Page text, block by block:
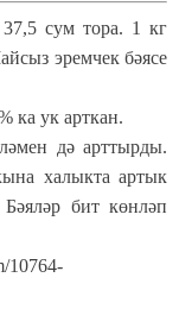
сум тора. 1 кг
эремчек бәясе
ка ук арткан.
дә арттырды.
халыкта артык
Бәяләр бит көнләп
10764-